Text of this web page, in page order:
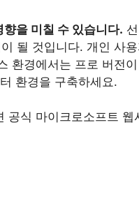
을 미칠 수 있습니다.
될 것입니다. 개인 사
환경에서는 프로 버전
환경을 구축하세요.
공식 마이크로소프트 웹